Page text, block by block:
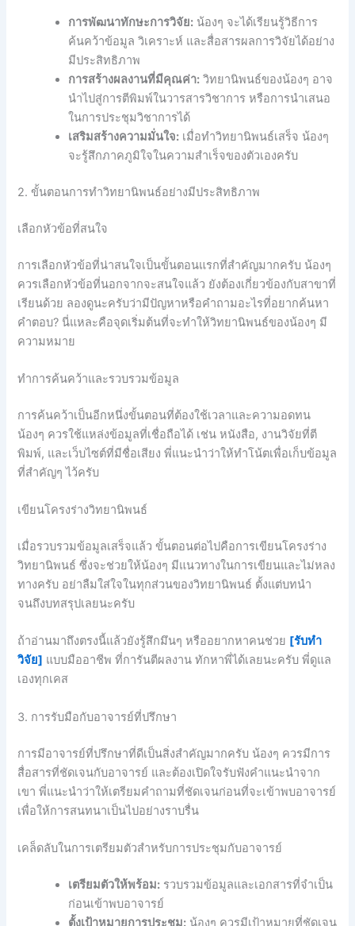
การพัฒนาทักษะการวิจัย: น้องๆ จะได้เรียนรู้วิธีการ
ค้นคว้าข้อมูล วิเคราะห์ และสื่อสารผลการวิจัยได้อย่าง
มีประสิทธิภาพ
การสร้างผลงานที่มีคุณค่า: วิทยานิพนธ์ของน้องๆ อาจ
นำไปสู่การตีพิมพ์ในวารสารวิชาการ หรือการนำเสนอ
ในการประชุมวิชาการได้
เสริมสร้างความมั่นใจ: เมื่อทำวิทยานิพนธ์เสร็จ น้องๆ
จะรู้สึกภาคภูมิใจในความสำเร็จของตัวเองครับ
2. ขั้นตอนการทำวิทยานิพนธ์อย่างมีประสิทธิภาพ
เลือกหัวข้อที่สนใจ
การเลือกหัวข้อที่น่าสนใจเป็นขั้นตอนแรกที่สำคัญมากครับ น้องๆ
ควรเลือกหัวข้อที่นอกจากจะสนใจแล้ว ยังต้องเกี่ยวข้องกับสาขาที่
เรียนด้วย ลองดูนะครับว่ามีปัญหาหรือคำถามอะไรที่อยากค้นหา
คำตอบ? นี่แหละคือจุดเริ่มต้นที่จะทำให้วิทยานิพนธ์ของน้องๆ มี
ความหมาย
ทำการค้นคว้าและรวบรวมข้อมูล
การค้นคว้าเป็นอีกหนึ่งขั้นตอนที่ต้องใช้เวลาและความอดทน
น้องๆ ควรใช้แหล่งข้อมูลที่เชื่อถือได้ เช่น หนังสือ, งานวิจัยที่ตี
พิมพ์, และเว็บไซต์ที่มีชื่อเสียง พี่แนะนำว่าให้ทำโน้ตเพื่อเก็บข้อมูล
ที่สำคัญๆ ไว้ครับ
เขียนโครงร่างวิทยานิพนธ์
เมื่อรวบรวมข้อมูลเสร็จแล้ว ขั้นตอนต่อไปคือการเขียนโครงร่าง
วิทยานิพนธ์ ซึ่งจะช่วยให้น้องๆ มีแนวทางในการเขียนและไม่หลง
ทางครับ อย่าลืมใส่ใจในทุกส่วนของวิทยานิพนธ์ ตั้งแต่บทนำ
จนถึงบทสรุปเลยนะครับ
ถ้าอ่านมาถึงตรงนี้แล้วยังรู้สึกมึนๆ หรืออยากหาคนช่วย [รับทำ
วิจัย] แบบมืออาชีพ ที่การันตีผลงาน ทักหาพี่ได้เลยนะครับ พี่ดูแล
เองทุกเคส
3. การรับมือกับอาจารย์ที่ปรึกษา
การมีอาจารย์ที่ปรึกษาที่ดีเป็นสิ่งสำคัญมากครับ น้องๆ ควรมีการ
สื่อสารที่ชัดเจนกับอาจารย์ และต้องเปิดใจรับฟังคำแนะนำจาก
เขา พี่แนะนำว่าให้เตรียมคำถามที่ชัดเจนก่อนที่จะเข้าพบอาจารย์
เพื่อให้การสนทนาเป็นไปอย่างราบรื่น
เคล็ดลับในการเตรียมตัวสำหรับการประชุมกับอาจารย์
เตรียมตัวให้พร้อม: รวบรวมข้อมูลและเอกสารที่จำเป็น
ก่อนเข้าพบอาจารย์
ตั้งเป้าหมายการประชุม: น้องๆ ควรมีเป้าหมายที่ชัดเจน